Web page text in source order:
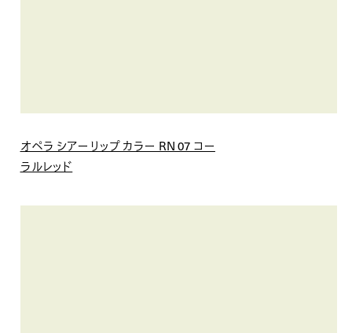
オペラ シアーリップ カラー RN 07 コー
ラルレッド